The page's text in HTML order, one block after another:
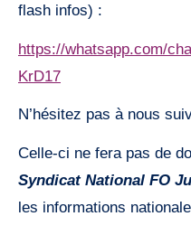
flash infos) :
https://whatsapp.com/
KrD17
N’hésitez pas à nous
Celle-ci ne fera pas de
Syndicat National FO
les informations